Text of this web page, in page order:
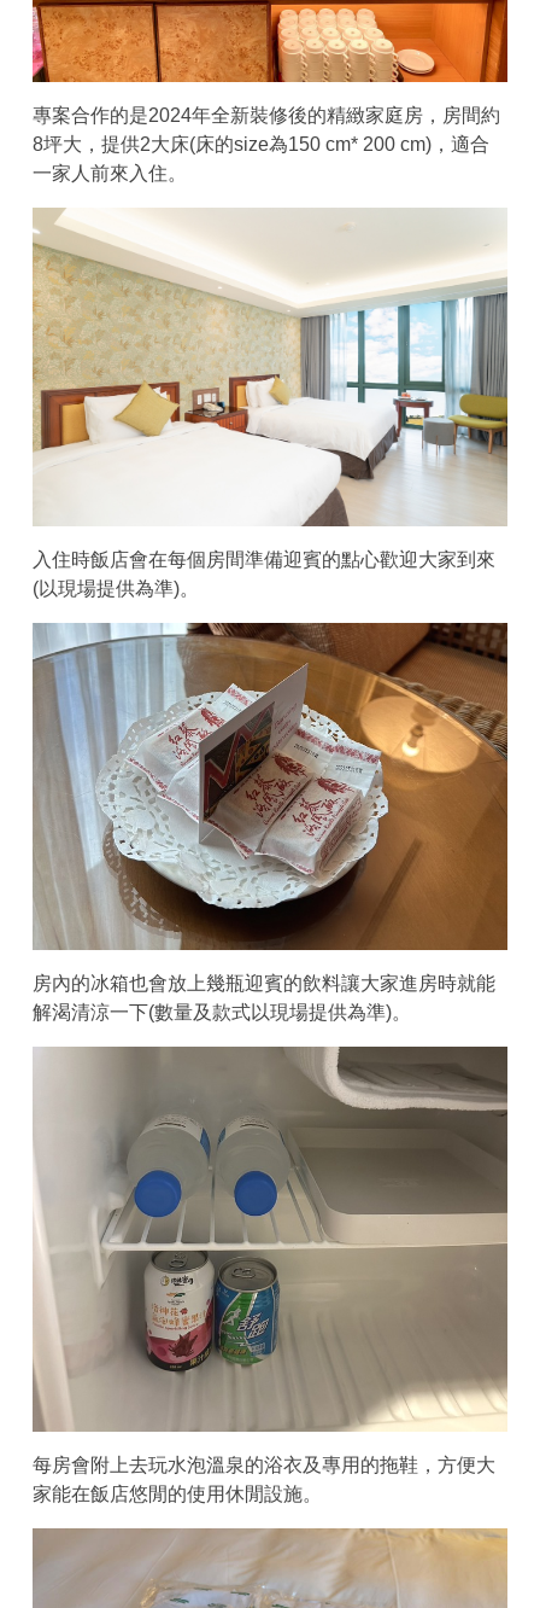
專案合作的是2024年全新裝修後的精緻家庭房，房間約
8坪大，提供2大床(床的size為150 cm* 200 cm)，適合
一家人前來入住。
入住時飯店會在每個房間準備迎賓的點心歡迎大家到來
(以現場提供為準)。
房內的冰箱也會放上幾瓶迎賓的飲料讓大家進房時就能
解渴清涼一下(數量及款式以現場提供為準)。
每房會附上去玩水泡溫泉的浴衣及專用的拖鞋，方便大
家能在飯店悠閒的使用休閒設施。